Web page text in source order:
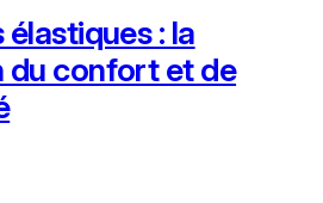
: la
du confort et de